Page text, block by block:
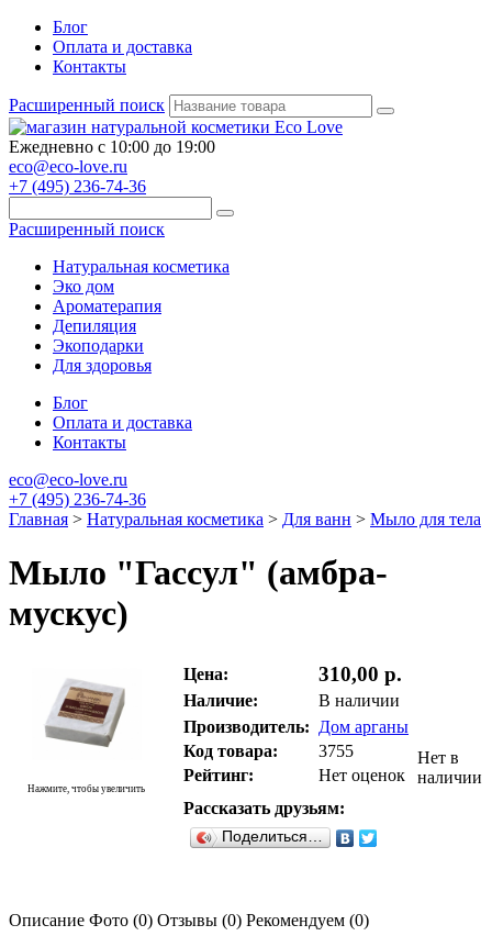
Блог
Оплата и доставка
Контакты
Расширенный поиск
Ежедневно с 10:00 до 19:00
eco@eco-love.ru
+7 (495) 236-74-36
Расширенный поиск
Натуральная косметика
Эко дом
Ароматерапия
Депиляция
Экоподарки
Для здоровья
Блог
Оплата и доставка
Контакты
eco@eco-love.ru
+7 (495) 236-74-36
Главная > Натуральная косметика > Для ванн > Мыло для тела
Мыло "Гассул" (амбра-
мускус)
Нажмите, чтобы увеличить
Цена: 310,00 р.
Наличие:
В наличии
Производитель: Дом арганы
Код товара:
3755
Рейтинг:
Нет оценок
Рассказать друзьям:
Поделиться…
Нет в
наличии
Описание Фото (0) Отзывы (0) Рекомендуем (0)